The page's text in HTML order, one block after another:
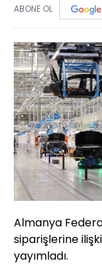
ABONE OL
Almanya
siparişlerine
yayımladı.